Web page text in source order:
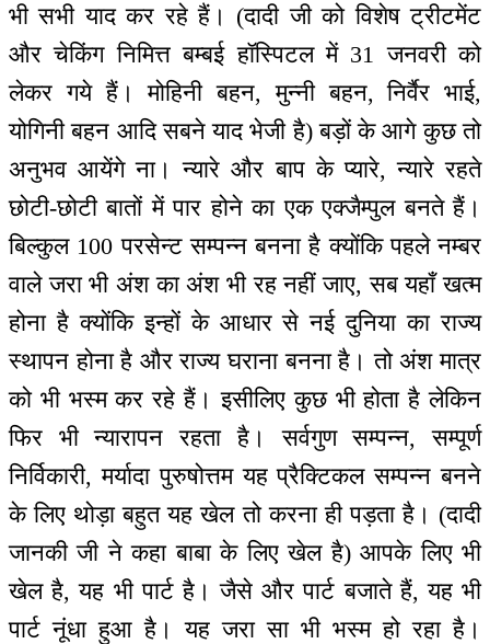
भी सभी याद कर रहे हैं। (दादी जी को विशेष ट्रीटमेंट
और चेकिंग निमित्त बम्बई हॉस्पिटल में 31 जनवरी को
लेकर गये हैं। मोहिनी बहन, मुन्नी बहन, निर्वैर भाई,
योगिनी बहन आदि सबने याद भेजी है) बड़ों के आगे कुछ तो
अनुभव आयेंगे ना। न्यारे और बाप के प्यारे, न्यारे रहते
छोटी-छोटी बातों में पार होने का एक एक्जैम्पुल बनते हैं।
बिल्कुल 100 परसेन्ट सम्पन्न बनना है क्योंकि पहले नम्बर
वाले जरा भी अंश का अंश भी रह नहीं जाए, सब यहाँ खत्म
होना है क्योंकि इन्हों के आधार से नई दुनिया का राज्य
स्थापन होना है और राज्य घराना बनना है। तो अंश मात्र
को भी भस्म कर रहे हैं। इसीलिए कुछ भी होता है लेकिन
फिर भी न्यारापन रहता है। सर्वगुण सम्पन्न, सम्पूर्ण
निर्विकारी, मर्यादा पुरुषोत्तम यह प्रैक्टिकल सम्पन्न बनने
के लिए थोड़ा बहुत यह खेल तो करना ही पड़ता है। (दादी
जानकी जी ने कहा बाबा के लिए खेल है) आपके लिए भी
खेल है, यह भी पार्ट है। जैसे और पार्ट बजाते हैं, यह भी
पार्ट नूंधा हुआ है। यह जरा सा भी भस्म हो रहा है।